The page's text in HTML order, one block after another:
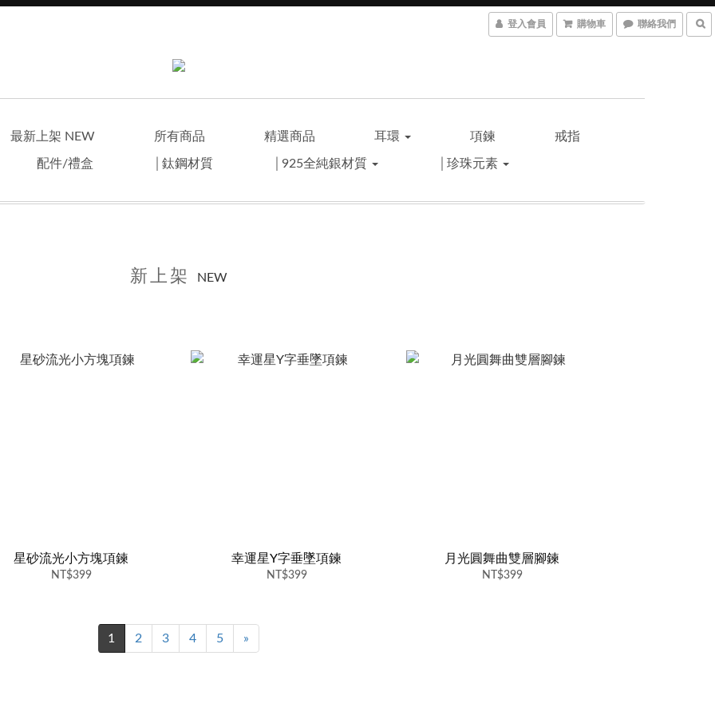
登入會員 購物車 聯絡我們
最新上架 NEW 所有商品 精選商品 耳環 項鍊 戒指
配件/禮盒 │鈦鋼材質 │925全純銀材質 │珍珠元素
新上架 NEW
星砂流光小方塊項鍊
NT$399
幸運星Y字垂墜項鍊
NT$399
月光圓舞曲雙層腳鍊
NT$399
1 2 3 4 5 »